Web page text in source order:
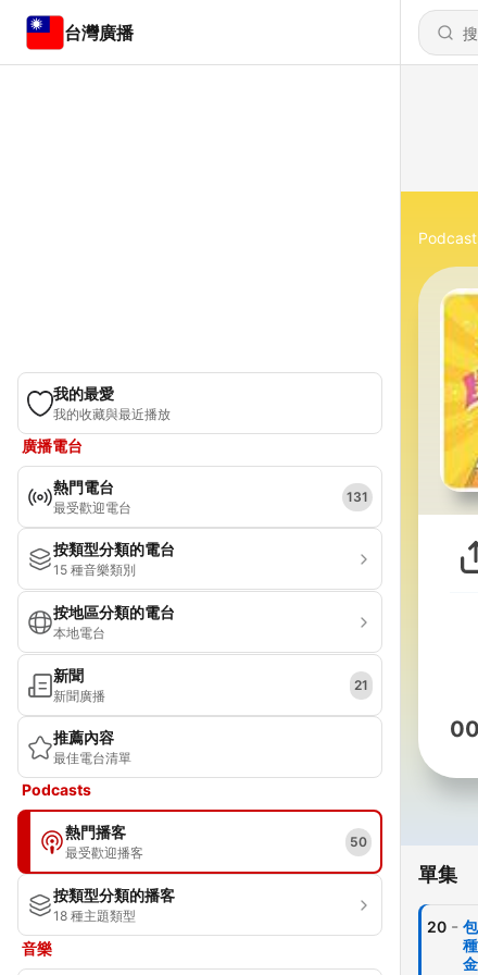
台灣廣播
我的最愛
我的收藏與最近播放
廣播電台
熱門電台
最受歡迎電台
131
按類型分類的電台
15 種音樂類別
按地區分類的電台
本地電台
新聞
新聞廣播
21
推薦內容
最佳電台清單
Podcasts
熱門播客
最受歡迎播客
50
按類型分類的播客
18 種主題類型
音樂
單集
20 -